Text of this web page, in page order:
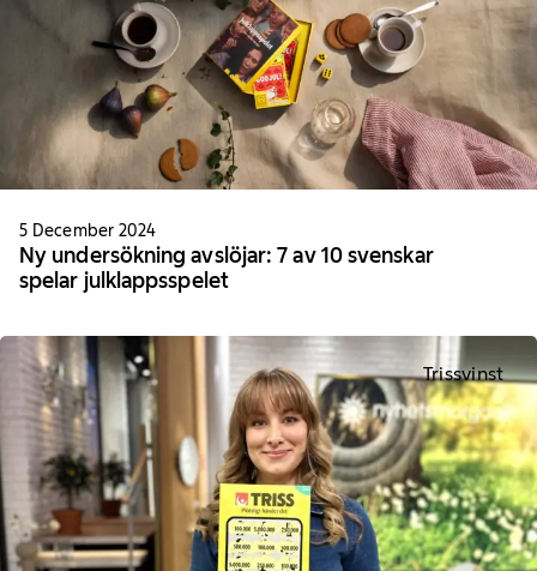
5 December 2024
Ny undersökning avslöjar: 7 av 10 svenskar
spelar julklappsspelet
Trissvinst